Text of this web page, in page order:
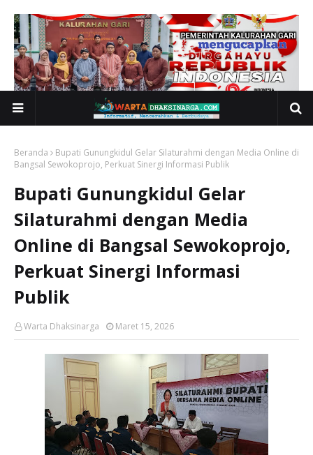
Beranda
Bupati Gunungkidul Gelar Silaturahmi dengan Media Online di
Bangsal Sewokoprojo, Perkuat Sinergi Informasi Publik
Bupati Gunungkidul Gelar
Silaturahmi dengan Media
Online di Bangsal Sewokoprojo,
Perkuat Sinergi Informasi
Publik
Warta Dhaksinarga Maret 15, 2026